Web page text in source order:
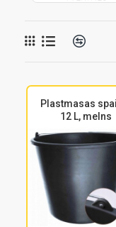
Plastmasas
12 L, melns